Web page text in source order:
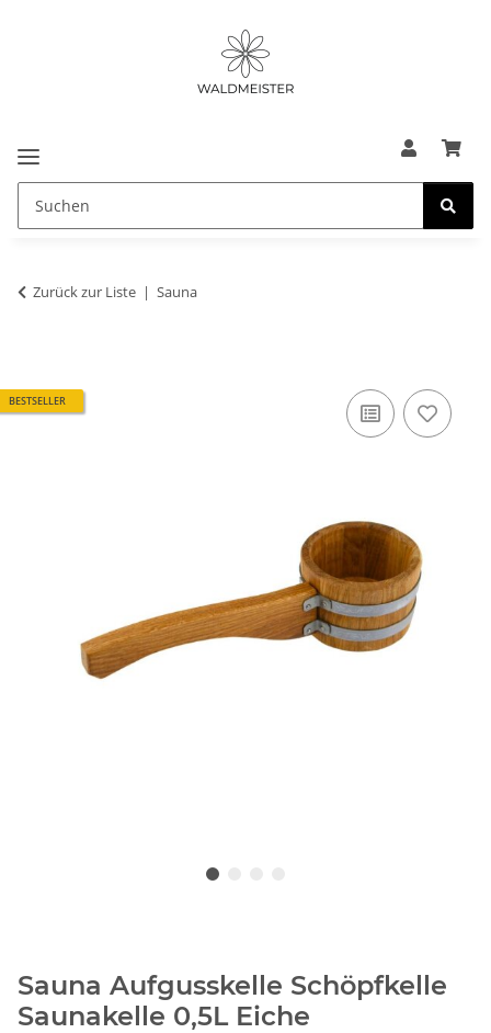
Zurück zur Liste Sauna
BESTSELLER
Sauna Aufgusskelle Schöpfkelle
Saunakelle 0,5L Eiche